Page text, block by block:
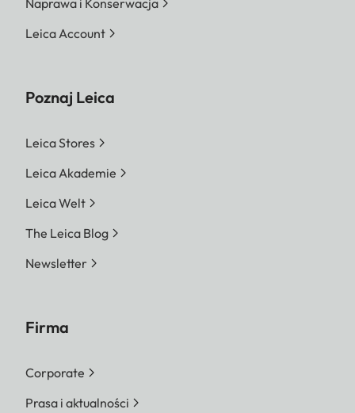
Naprawa i Konserwacja
Leica Account
Poznaj Leica
Leica Stores
Leica Akademie
Leica Welt
The Leica Blog
Newsletter
Firma
Corporate
Prasa i aktualności